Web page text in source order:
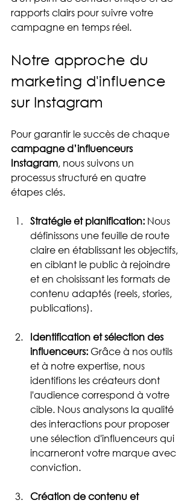
rapports clairs pour suivre votre
campagne en temps réel.
Notre approche du
marketing d'influence
sur Instagram
Pour garantir le succès de chaque
campagne d’influenceurs
Instagram, nous suivons un
processus structuré en quatre
étapes clés.
Stratégie et planification: Nous
définissons une feuille de route
claire en établissant les objectifs,
en ciblant le public à rejoindre
et en choisissant les formats de
contenu adaptés (reels, stories,
publications).
Identification et sélection des
influenceurs: Grâce à nos outils
et à notre expertise, nous
identifions les créateurs dont
l'audience correspond à votre
cible. Nous analysons la qualité
des interactions pour proposer
une sélection d'influenceurs qui
incarneront votre marque avec
conviction.
Création de contenu et